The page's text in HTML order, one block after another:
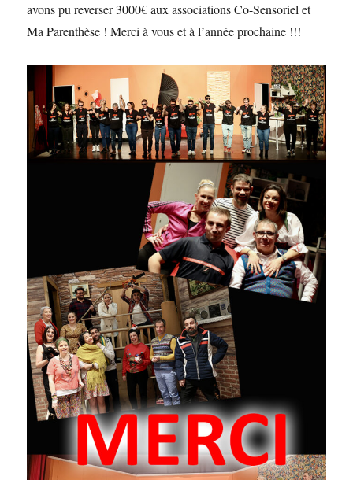
avons pu reverser 3000€ aux associations Co-Sensoriel et
Ma Parenthèse ! Merci à vous et à l’année prochaine !!!